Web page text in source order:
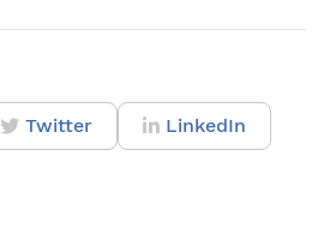
Twitter LinkedIn